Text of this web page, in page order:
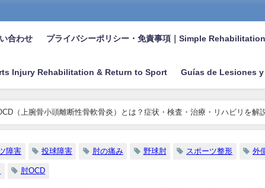
合わせ プライバシーポリシー・免責事項｜Simple Rehabilitation
Injury Rehabilitation & Return to Sport Guías de Lesiones
（上腕骨小頭離断性骨軟骨炎）とは？症状・検査・治療・リハビリを解
障害 投球障害 肘の痛み 野球肘 スポーツ整形 外
肘OCD